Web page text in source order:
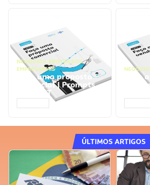
NEGÓCIOS, PROCESSOS
EMPRESARIAIS
Faça uma proposta
comercial | Prompts
ChatGPT
Faça
ÚLTIMOS ARTIGOS